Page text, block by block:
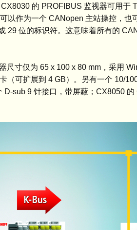
的 PROFIBUS 监视器可用于
作为一个 CANopen 主站操控，也
29 位的标识符。这意味着所有的
寸仅为 65 x 100 x 80 mm，采用
（可扩展到 4 GB）。另有一个 10/
D-sub 9 针接口，带屏蔽；CX8050